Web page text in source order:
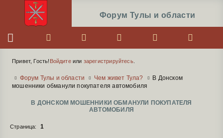
Форум Тулы и области
Привет, Гость! Войдитеили зарегистрируйтесь.
Форум Тулы и области Чем живет Тула?
В Донском
мошенники обманули покупателя автомобиля
В ДОНСКОМ МОШЕННИКИ ОБМАНУЛИ ПОКУПАТЕЛЯ
АВТОМОБИЛЯ
Страница: 1